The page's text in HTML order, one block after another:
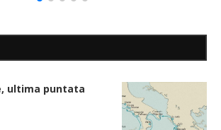
ultima puntata